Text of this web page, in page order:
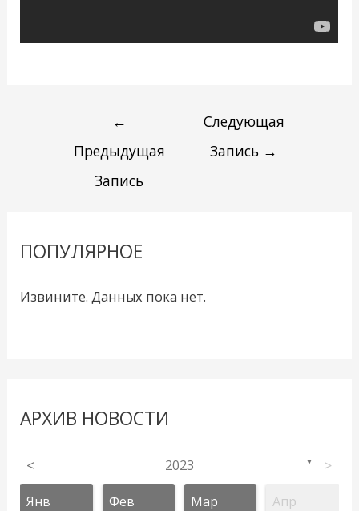
←
Предыдущая
Запись
Следующая
Запись →
ПОПУЛЯРНОЕ
Извините. Данных пока нет.
АРХИВ НОВОСТИ
< 2023 ▼ >
Янв Фев Мар Апр